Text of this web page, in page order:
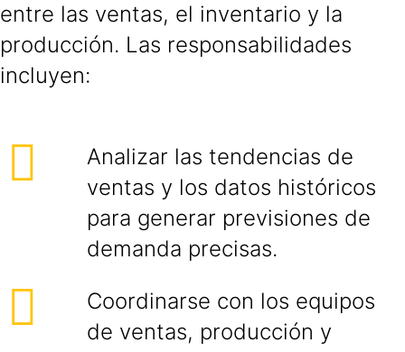
entre las ventas, el inventario y la
producción. Las responsabilidades
incluyen:
Analizar las tendencias de
ventas y los datos históricos
para generar previsiones de
demanda precisas.
Coordinarse con los equipos
de ventas, producción y